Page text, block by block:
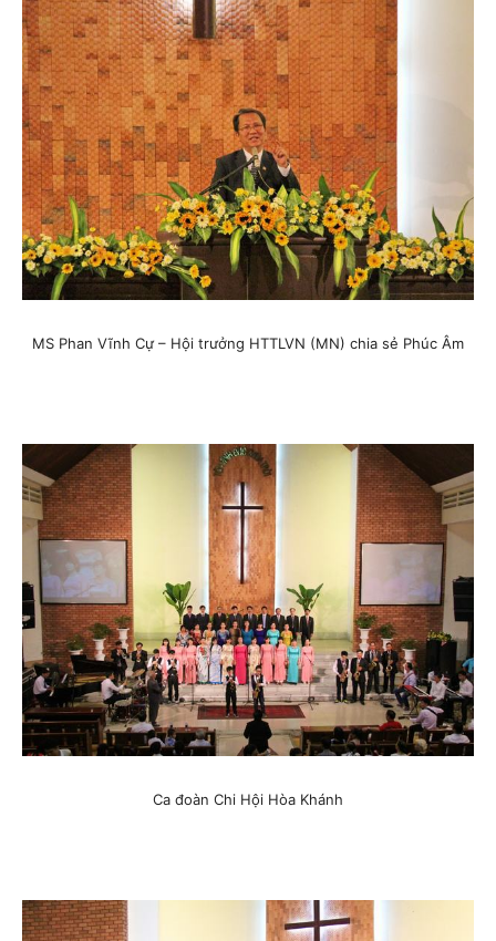
MS Phan Vĩnh Cự – Hội trưởng HTTLVN (MN) chia sẻ Phúc Âm
Ca đoàn Chi Hội Hòa Khánh